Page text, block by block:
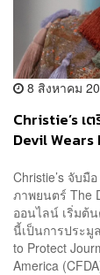
8 สิงหาคม
Christie’s เ
Devil Wears
Christie’s จับมื
ภาพยนตร์ The
ออนไลน์ เริ่มต้
นี้เป็นการประมู
to Protect
America